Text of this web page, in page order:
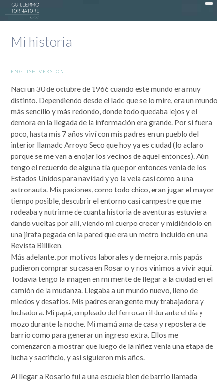
EXPERIENCIAS >
PUBLICIDAD >
TECNOLOGÍA >
MI HISTORIA
Guillermo Tornatore
Nací un 30 de octubre de 1966 cuando este mundo era muy distinto. Dependiendo desde el lado
que se lo mire, era un mundo más sencillo y más redondo, donde todo quedaba lejos y la demora en
la llegada de la información era grande. Por si fuera poco, hasta mis...
Leer completa...
SEGUIME
Mi historia
ENGLISH VERSION
Nací un 30 de octubre de 1966 cuando este mundo era muy
distinto. Dependiendo desde el lado que se lo mire, era un
más sencillo y más redondo, donde todo quedaba lejos y el
demora en la llegada de la información era grande. Por si fuera
poco, hasta mis 7 años viví con mis padres en un pueblo del
interior llamado Arroyo Seco que hoy ya es ciudad (lo aclaro
porque se me van a enojar los vecinos de aquel entonces). Aún
tengo el recuerdo de alguna tía que por entonces venía de los
Estados Unidos para navidad y yo la veía casi como a una
astronauta. Mis pasiones, como todo chico, eran jugar el mayor
tiempo posible, descubrir el entorno casi campestre que me
rodeaba y nutrirme de cuanta historia de aventuras estuviera
dando vueltas por allí, viendo mi cuerpo crecer y midiéndolo en
una jirafa pegada en la pared que era un metro incluido en una
Revista Billiken.
Más adelante, por motivos laborales y de mejora, mis papás
pudieron comprar su casa en Rosario y nos vinimos a vivir aquí.
Todavía tengo la imagen en mi mente de llegar a la ciudad en el
camión de la mudanza. Llegaba a un mundo nuevo, lleno de
miedos y desafíos. Mis padres eran gente muy trabajadora y
luchadora. Mi papá, empleado del ferrocarril durante el día y
mozo durante la noche. Mi mamá ama de casa y repostera de
barrio como para generar un ingreso extra. Ellos me
comenzaron a mostrar que luego de la niñez venía una etapa de
lucha y sacrificio, y así siguieron mis años.
Al llegar a Rosario fui a una escuela bien de barrio llamada